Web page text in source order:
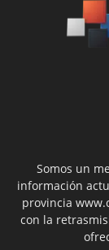
Somos un
información
provincia
con la